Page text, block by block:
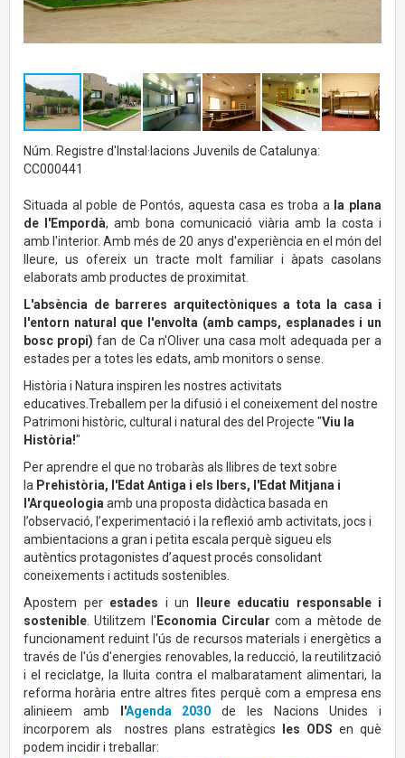
Núm. Registre d'Instal·lacions Juvenils de Catalunya:
CC000441
Situada al poble de Pontós, aquesta casa es troba a la plana
de l'Empordà, amb bona comunicació viària amb la costa i
amb l'interior. Amb més de 20 anys d'experiència en el món del
lleure, us ofereix un tracte molt familiar i àpats casolans
elaborats amb productes de proximitat.
L'absència de barreres arquitectòniques a tota la casa i
l'entorn natural que l'envolta (amb camps, esplanades i un
bosc propi) fan de Ca n'Oliver una casa molt adequada per a
estades per a totes les edats, amb monitors o sense.
Història i Natura inspiren les nostres activitats
educatives.Treballem per la difusió i el coneixement del nostre
Patrimoni històric, cultural i natural des del Projecte "Viu la
Història!"
Per aprendre el que no trobaràs als llibres de text sobre
la Prehistòria, l'Edat Antiga i els Ibers, l'Edat Mitjana i
l'Arqueologia amb una proposta didàctica basada en
l’observació, l’experimentació i la reflexió amb activitats, jocs i
ambientacions a gran i petita escala perquè sigueu els
autèntics protagonistes d’aquest procés consolidant
coneixements i actituds sostenibles.
Apostem per estades i un lleure educatiu responsable i
sostenible . Utilitzem l'Economia Circular com a mètode de
funcionament reduint l'ús de recursos materials i energètics a
través de l'ús d'energies renovables, la reducció, la reutilització
i el reciclatge, la lluita contra el malbaratament alimentari, la
reforma horària entre altres fites perquè com a empresa ens
alinieem amb l'Agenda 2030 de les Nacions Unides i
incorporem als nostres plans estratègics les ODS en què
podem incidir i treballar: